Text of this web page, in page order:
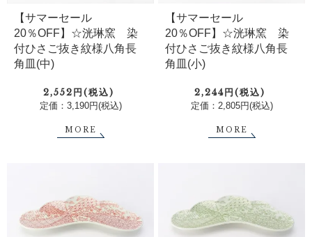
【サマーセール
20％OFF】☆洸琳窯 染
付ひさご抜き紋様八角長
角皿(中)
2,552円(税込)
定価：3,190円(税込)
MORE
【サマーセール
20％OFF】☆洸琳窯 染
付ひさご抜き紋様八角長
角皿(小)
2,244円(税込)
定価：2,805円(税込)
MORE